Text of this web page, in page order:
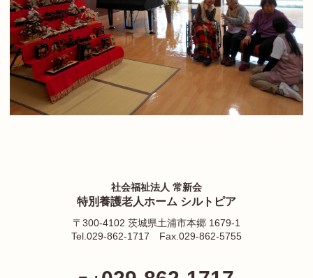
社会福祉法人 常新会
特別養護老人ホーム シルトピア
〒300-4102 茨城県土浦市本郷 1679-1
Tel.029-862-1717
Fax.029-862-5755